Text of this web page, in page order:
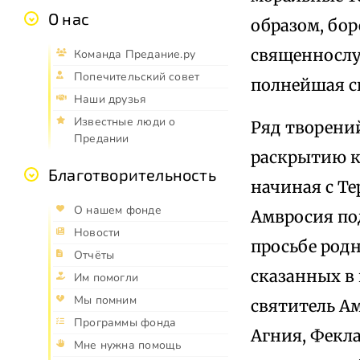
О нас
Команда Предание.ру
Попечительский совет
Наши друзья
Известные люди о
Предании
Благотворительность
О нашем фонде
Новости
Отчёты
Им помогли
Мы помним
Программы фонда
Мне нужна помощь
образом,
полнейшая
Ряд
раскрытию
начиная с
Амвросия
просьбе
сказанных в
святитель
Агния,